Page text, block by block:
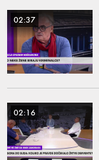
02:37
02:16